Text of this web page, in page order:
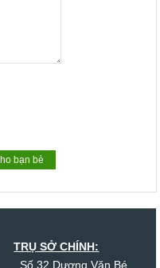
bạn bè
TRỤ SỞ CHÍNH:
32 Dương Văn Bé,